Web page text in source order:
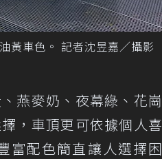
黃車色。 記者沈昱嘉／攝影
燕麥奶、夜幕綠、花崗
，車頂更可依據個人喜
富配色簡直讓人選擇困